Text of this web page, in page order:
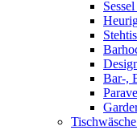
Bar-,